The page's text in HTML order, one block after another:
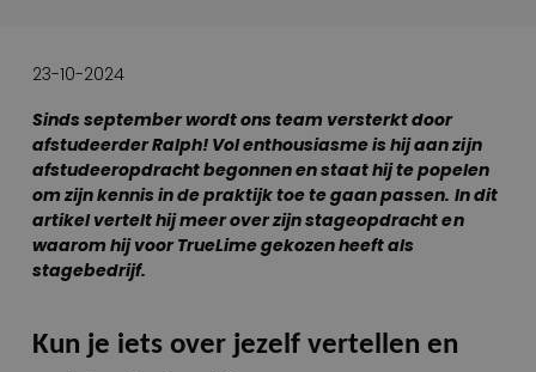
23-10-2024
Sinds september wordt ons team versterkt door
afstudeerder Ralph! Vol enthousiasme is hij aan zijn
afstudeeropdracht begonnen en staat hij te popelen
om zijn kennis in de praktijk toe te gaan passen. In dit
artikel vertelt hij meer over zijn stageopdracht en
waarom hij voor TrueLime gekozen heeft als
stagebedrijf.
Kun je iets over jezelf vertellen en